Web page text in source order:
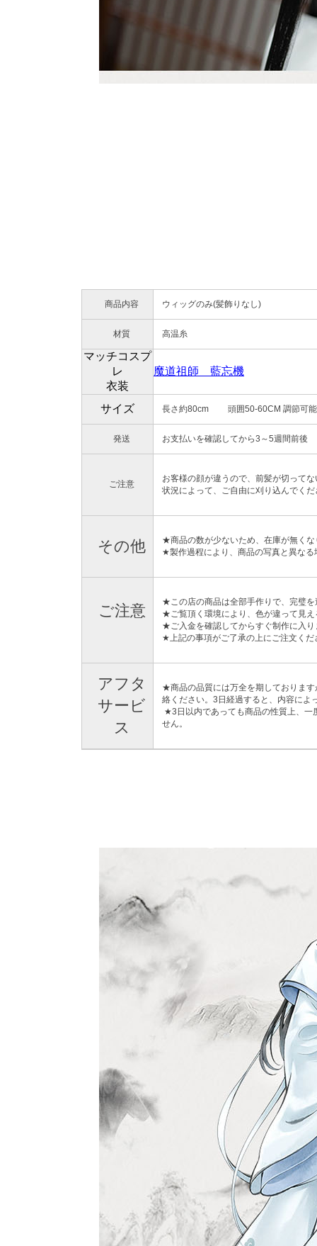
商品内容 ウィッグのみ(髪飾りなし)
材質 高温糸
マッチコスプ
レ
衣装
魔道祖師 藍忘機
サイズ 長さ約80cm 頭囲50-60CM 調節可能
発送 お支払いを確認してから3～5週間前後
ご注意
お客様の顔が違うので、前髪が切って
状況によって、ご自由に刈り込んでく
その他
★商品の数が少ないため、在庫が無く
★製作過程により、商品の写真と異な
ご注意
★この店の商品は全部手作りで、完璧
★ご覧頂く環境により、色が違って見
★ご入金を確認してからすぐ制作に入
★上記の事項がご了承の上にご注文くだ
アフタ
サービ
ス
★商品の品質には万全を期しておりま
絡ください。3日経過すると、内容によ
★3日以内であっても商品の性質上、一
せん。